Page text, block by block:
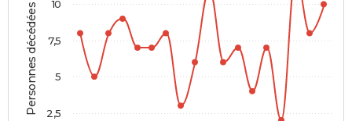
Personnes décédées 2,5
5
7,5
10